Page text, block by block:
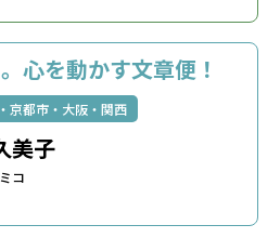
心を動かす文章便！
京都市・大阪・関西
美子
コ